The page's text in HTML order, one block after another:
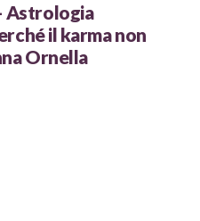
Astrologia
il karma non
Ornella